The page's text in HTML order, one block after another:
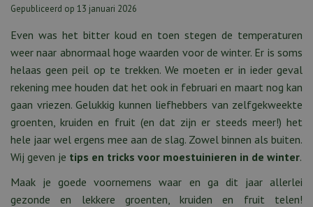
Gepubliceerd op 13 januari 2026
Even was het bitter koud en toen stegen de temperaturen
weer naar abnormaal hoge waarden voor de winter. Er is soms
helaas geen peil op te trekken. We moeten er in ieder geval
rekening mee houden dat het ook in februari en maart nog kan
gaan vriezen. Gelukkig kunnen liefhebbers van zelfgekweekte
groenten, kruiden en fruit (en dat zijn er steeds meer!) het
hele jaar wel ergens mee aan de slag. Zowel binnen als buiten.
Wij geven je tips en tricks voor moestuinieren in de winter.
Maak je goede voornemens waar en ga dit jaar allerlei
gezonde en lekkere groenten, kruiden en fruit telen!